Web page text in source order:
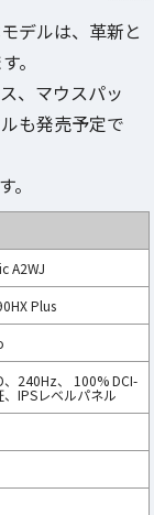
デルは、革新と
。
、マウスパッ
も発売予定で
。
A2WJ
Plus
240Hz、 100% DCI-
IPSレベルパネル